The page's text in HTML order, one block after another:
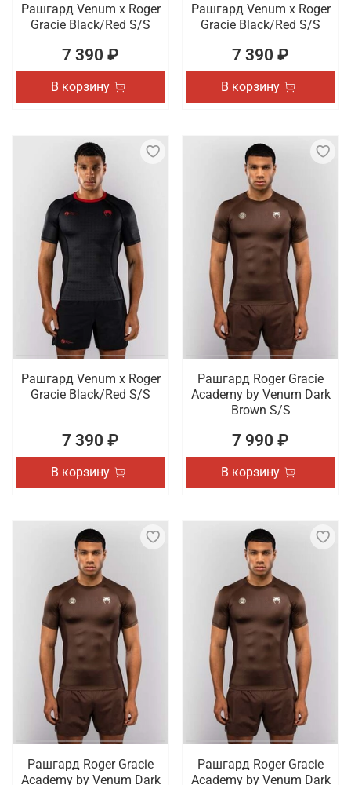
Рашгард Venum x Roger
Gracie Black/Red S/S
7 390 ₽
В корзину
Рашгард Venum x Roger
Gracie Black/Red S/S
7 390 ₽
В корзину
Рашгард Venum x Roger
Gracie Black/Red S/S
7 390 ₽
В корзину
Рашгард Roger Gracie
Academy by Venum Dark
Brown S/S
7 990 ₽
В корзину
Рашгард Roger Gracie
Academy by Venum Dark
Рашгард Roger Gracie
Academy by Venum Dark